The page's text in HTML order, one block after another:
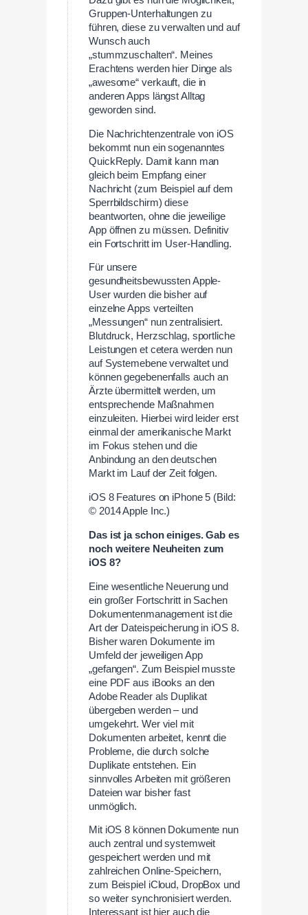
Gruppen-Unterhaltungen zu
führen, diese zu verwalten und auf
Wunsch auch
„stummzuschalten“. Meines
Erachtens werden hier Dinge als
„awesome“ verkauft, die in
anderen Apps längst Alltag
geworden sind.
Die Nachrichtenzentrale von iOS
bekommt nun ein sogenanntes
QuickReply. Damit kann man
gleich beim Empfang einer
Nachricht (zum Beispiel auf dem
Sperrbildschirm) diese
beantworten, ohne die jeweilige
App öffnen zu müssen. Definitiv
ein Fortschritt im User-Handling.
Für unsere
gesundheitsbewussten Apple-
User wurden die bisher auf
einzelne Apps verteilten
„Messungen“ nun zentralisiert.
Blutdruck, Herzschlag, sportliche
Leistungen et cetera werden nun
auf Systemebene verwaltet und
können gegebenenfalls auch an
Ärzte übermittelt werden, um
entsprechende Maßnahmen
einzuleiten. Hierbei wird leider erst
einmal der amerikanische Markt
im Fokus stehen und die
Anbindung an den deutschen
Markt im Lauf der Zeit folgen.
iOS 8 Features on iPhone 5 (Bild:
© 2014 Apple Inc.)
Das ist ja schon einiges. Gab es
noch weitere Neuheiten zum
iOS 8?
Eine wesentliche Neuerung und
ein großer Fortschritt in Sachen
Dokumentenmanagement ist die
Art der Dateispeicherung in iOS 8.
Bisher waren Dokumente im
Umfeld der jeweiligen App
„gefangen“. Zum Beispiel musste
eine PDF aus iBooks an den
Adobe Reader als Duplikat
übergeben werden – und
umgekehrt. Wer viel mit
Dokumenten arbeitet, kennt die
Probleme, die durch solche
Duplikate entstehen. Ein
sinnvolles Arbeiten mit größeren
Dateien war bisher fast
unmöglich.
Mit iOS 8 können Dokumente nun
auch zentral und systemweit
gespeichert werden und mit
zahlreichen Online-Speichern,
zum Beispiel iCloud, DropBox und
so weiter synchronisiert werden.
Interessant ist hier auch die